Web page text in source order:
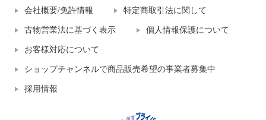
会社概要/免許情報 特定商取引法に関して
古物営業法に基づく表示 個人情報保護について
お客様対応について
ショップチャンネルで商品販売希望の事業者募集中
採用情報